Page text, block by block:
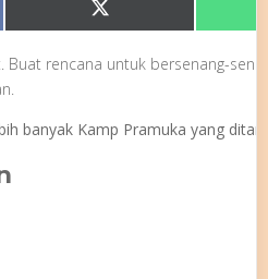
Share
on
X
(Twitter)
Buat rencana untuk bersenang-
banyak Kamp Pramuka yang